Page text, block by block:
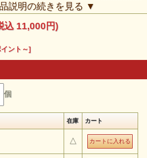
の出来ない旧 式の吊り編み機。 まずは、そ
から始まりました。一枚、一枚職人の手によっ
う 希有になってしまった４本針のミシンで
いにより、長年着込んだような中古感をだ
す。
説明の続きを見る ▼
込 11,000円)
ント～]
個
在庫 カート
△